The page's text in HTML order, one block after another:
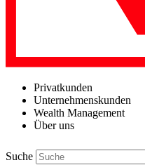
Privatkunden
Unternehmenskunden
Wealth Management
Über uns
Suche